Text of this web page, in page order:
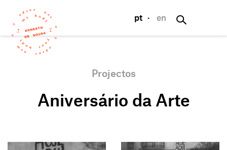
pt · en
Projectos
Aniversário da Arte